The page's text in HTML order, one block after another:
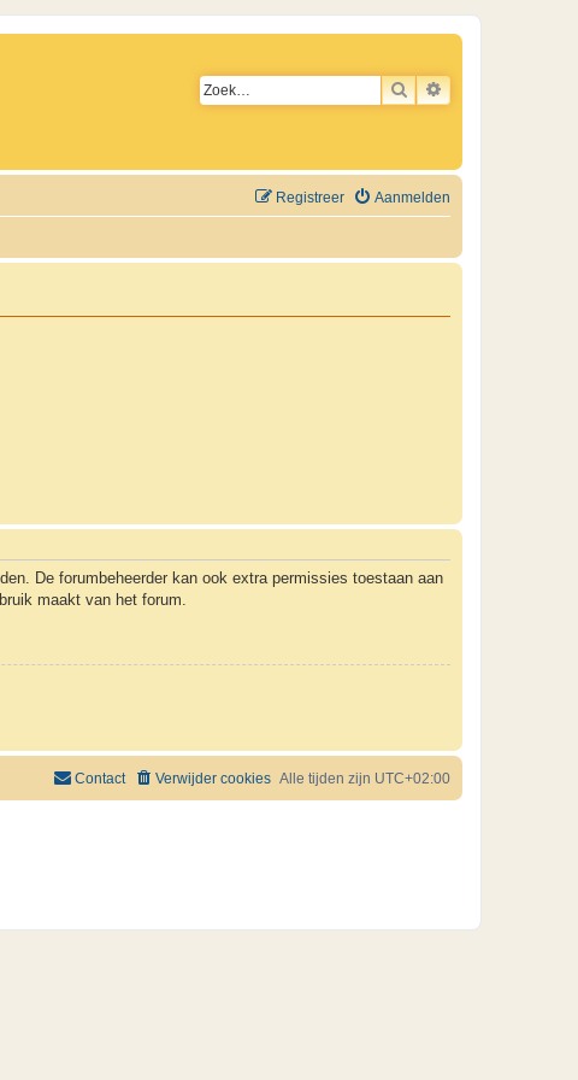
ZOEKUITGEBREID
Aanmelden
Registreer
De forumbeheerder kan ook extra permissies toestaan aan
maakt van het forum.
Alle tijden zijn UTC+02:00
Verwijder cookies
Contact